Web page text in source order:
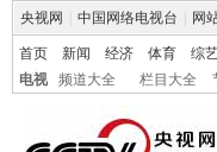
央视网 中国网络电视台 网
首页 新闻 经济 体育 综
电视
频道大全 栏目大全